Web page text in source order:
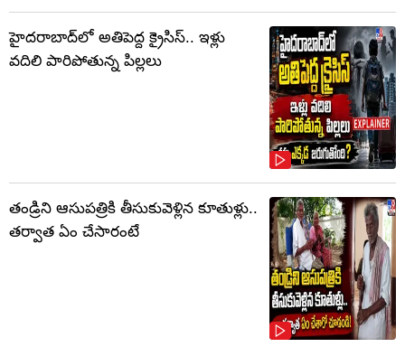
హైదరాబాద్‌లో అతిపెద్ద క్రైసిస్.. ఇళ్లు
వదిలి పారిపోతున్న పిల్లలు
తండ్రిని ఆసుపత్రికి తీసుకువెళ్లిన కూతుళ్లు..
తర్వాత ఏం చేసారంటే